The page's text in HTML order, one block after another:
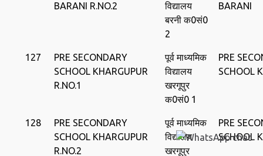
BARANI R.NO.2
विद्यालय
बरनी क0सं0
2
BARANI
127
PRE SECONDARY
SCHOOL KHARGUPUR
R.NO.1
पूर्व माध्यमिक
विद्यालय
खरगूपुर
क0सं0 1
PRE
SCHOOL
128
PRE SECONDARY
SCHOOL KHARGUPUR
R.NO.2
पूर्व माध्यमिक
विद्यालय
खरगूपुर
PRE
SCHOOL